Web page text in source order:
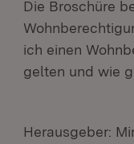
Die Broschüre
ich einen
gelten und wie
Herausgeber: